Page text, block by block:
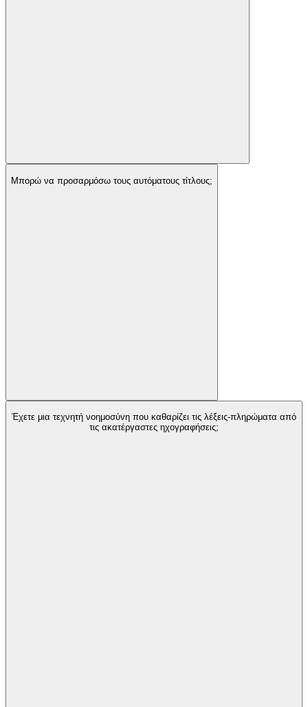
Μπορώ να προσαρμόσω τους αυτόματους τίτλους;
Έχετε μια τεχνητή νοημοσύνη που καθαρίζει τις λέξεις-πληρώματα από
τις ακατέργαστες ηχογραφήσεις;